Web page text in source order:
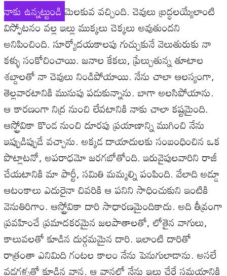
నాకు ఉన్నట్టుండి మెలకువ వచ్చింది. చెవులు బ్రద్ధలయ్యేలాంటి
విస్ఫోటనం వల్ల ఇల్లు ముక్కలు చెక్కలు అవుతుందని
అనిపించింది. సూర్యోదయకాలపు గుచ్చుకునే వెలుతురుకు నా
కళ్ళు సంకోచించాయి. జనాల కేకలు, ప్రేల్చుతున్న తూటాల
శబ్దాలతో నా చెవులు నిండిపోయాయి. నేను చాలా ఆలస్యంగా,
తెల్లవారటానికి మునుపు పడుకున్నాను. బాగా అలసిపోయాను.
ఆ కారణంగా నిద్ర నుంచి లేవటానికి నాకు చాలా కష్టమైంది.
ఆస్ట్రోవికా కొండ నుంచి దూరపు ప్రయాణాన్ని ముగించి నేను
ఇప్పుడిప్పుడే వచ్చాను. అక్కడ దాయాదులకు సంబంధించిన ఒక
పొట్లాటనో, అపరాధమో జరగబోతోంది. ఇరువైపులవారిని రాజీ
చేయటానికి మా పార్టీ, సమితి మమ్మల్ని పంపింది. వేలాది అడ్డూ
ఆటంకాలు ఎదురైనా చివరికి ఆ పనిని సాధించుకుని ఇంటికి
వెనుతిరిగాం. ఆస్ట్రోవికా దారి సాధారణమైందికాదు. అది తీవ్రంగా
ప్రవహించే ప్రమాదకరమైన జలపాతాలతో, లోతైన వాగులు,
కాలువలతో కూడిన దుర్గమమైన దారి. ఇలాంటి దారితో
రాత్రంతా ఎనిమిది గంటల కాలం నేను పెనుగులాడాను. అసలే
వడగళ్ళతో కూడిన వాన. ఆ వానలో నేను ఇల్లు చేరే సమయానికి